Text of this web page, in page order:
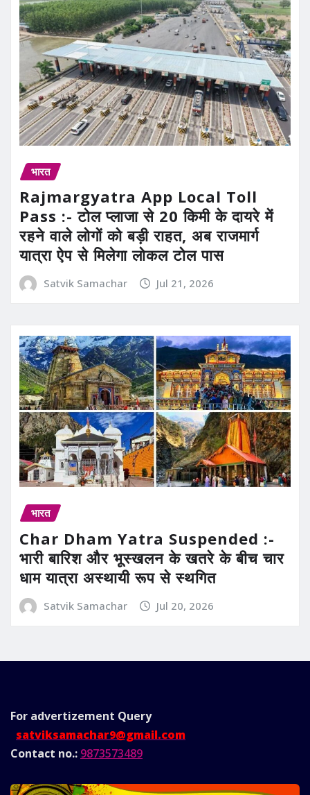
भारत
Rajmargyatra App Local Toll
Pass :- टोल प्लाजा से 20 किमी के दायरे में
रहने वाले लोगों को बड़ी राहत, अब राजमार्ग
यात्रा ऐप से मिलेगा लोकल टोल पास
Satvik Samachar Jul 21, 2026
भारत
Char Dham Yatra Suspended :-
भारी बारिश और भूस्खलन के खतरे के बीच चार
धाम यात्रा अस्थायी रूप से स्थगित
Satvik Samachar Jul 20, 2026
For advertizement Query
satviksamachar9@gmail.com
Contact no.: 9873573489